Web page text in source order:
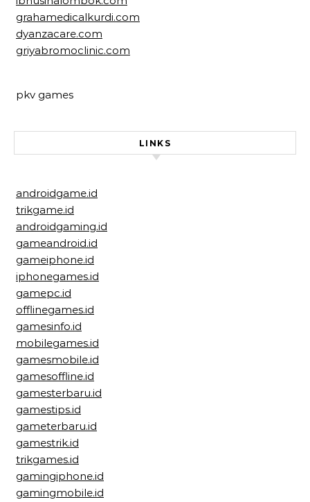
grahamedicalkurdi.com
dyanzacare.com
griyabromoclinic.com
pkv games
LINKS
androidgame.id
trikgame.id
androidgaming.id
gameandroid.id
gameiphone.id
iphonegames.id
gamepc.id
offlinegames.id
gamesinfo.id
mobilegames.id
gamesmobile.id
gamesoffline.id
gamesterbaru.id
gamestips.id
gameterbaru.id
gamestrik.id
trikgames.id
gamingiphone.id
gamingmobile.id